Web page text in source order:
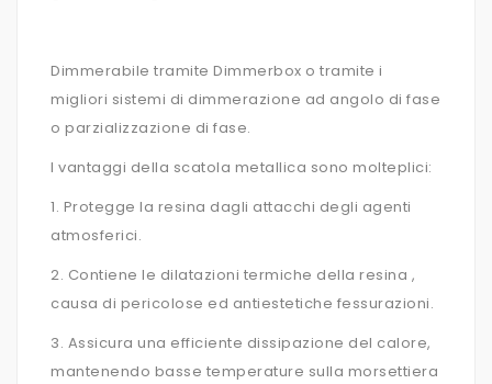
Dimmerabile tramite Dimmerbox o tramite i
migliori sistemi di dimmerazione ad angolo di fase
o parzializzazione di fase.
I vantaggi della scatola metallica sono molteplici:
1. Protegge la resina dagli attacchi degli agenti
atmosferici.
2. Contiene le dilatazioni termiche della resina ,
causa di pericolose ed antiestetiche fessurazioni.
3. Assicura una efficiente dissipazione del calore,
mantenendo basse temperature sulla morsettiera